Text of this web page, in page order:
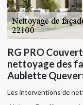
RG PRO
nettoyage des
Aublette
Les interventions de